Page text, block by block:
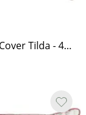
Cushion Cover Tilda - 40 x 60, White